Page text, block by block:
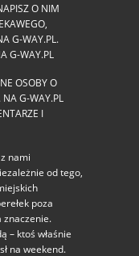
O NIM
G-WAY.PL.
G-WAY.PL
OSOBY O
G-WAY.PL
I
nami
od tego,
poza
znaczenie.
– ktoś właśnie
na weekend.